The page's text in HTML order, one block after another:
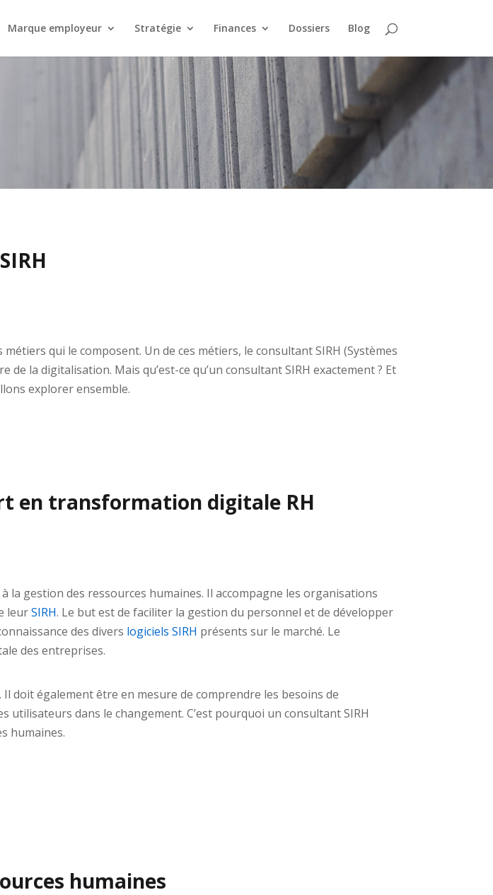
Marque employeur Stratégie Finances Dossiers Blog
qui le composent. Un de ces métiers, le consultant SIRH (Systèmes
la digitalisation. Mais qu’est-ce qu’un consultant SIRH exactement ? Et
explorer ensemble.
en transformation digitale RH
la gestion des ressources humaines. Il accompagne les organisations
leurSIRH. Le but est de faciliter la gestion du personnel et de développer
des divers logiciels SIRH présents sur le marché. Le
des entreprises.
doit également être en mesure de comprendre les besoins de
utilisateurs dans le changement. C’est pourquoi un consultant SIRH
humaines.
humaines